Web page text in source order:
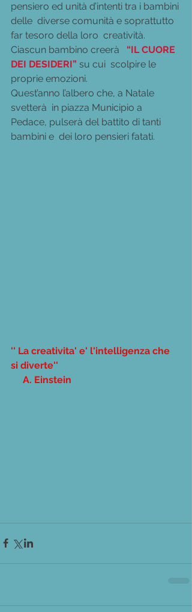
pensiero ed unità d’intenti tra i bambini
delle  diverse comunità e soprattutto
far tesoro della loro  creatività.
Ciascun bambino creerà
“IL CUORE
DEI DESIDERI” su cui  scolpire le
proprie emozioni.
Quest’anno l’albero che, a Natale
svetterà  in piazza Municipio a
Pedace, pulserà del battito di tanti
bambini e  dei loro pensieri fatati.
'' La creativita' e' l'intelligenza che
si diverte''
     A. Einstein